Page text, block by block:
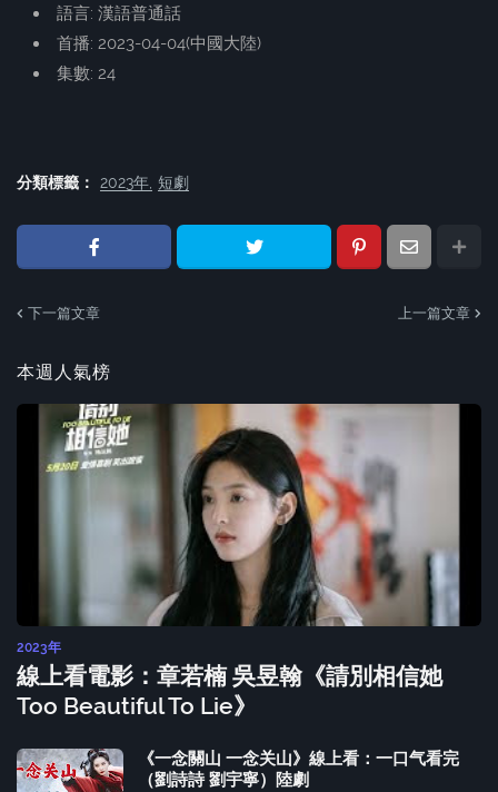
語言: 漢語普通話
首播: 2023-04-04(中國大陸)
集數: 24
分類標籤： 2023年 短劇
下一篇文章 上一篇文章
本週人氣榜
2023年
線上看電影：章若楠 吳昱翰《請別相信她
Too Beautiful To Lie》
《一念關山 一念关山》線上看：一口气看完
（劉詩詩 劉宇寧）陸劇